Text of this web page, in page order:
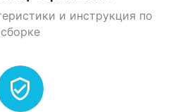
и инструкция по
сборке